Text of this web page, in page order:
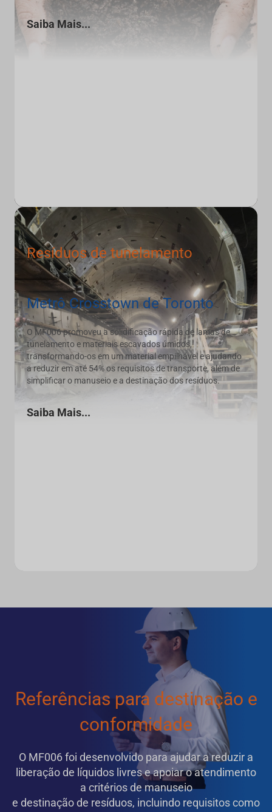
Saiba Mais...
Resíduos de tunelamento
Metrô Crosstown de Toronto
O MF006 promoveu a solidificação rápida de lamas de
tunelamento e materiais escavados úmidos,
transformando-os em um material empilhável e ajudando
a reduzir em até 54% os requisitos de transporte, além de
simplificar o manuseio e a destinação dos resíduos.
Saiba Mais...
Referências para destinação e
conformidade
O MF006 foi desenvolvido para ajudar a reduzir a
liberação de líquidos livres e apoiar o atendimento
a critérios de manuseio
e destinação de resíduos, incluindo requisitos como